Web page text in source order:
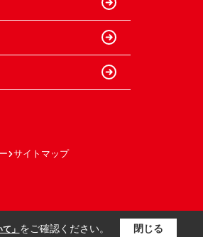
サイトマップ
」 をご確認ください。 閉じる